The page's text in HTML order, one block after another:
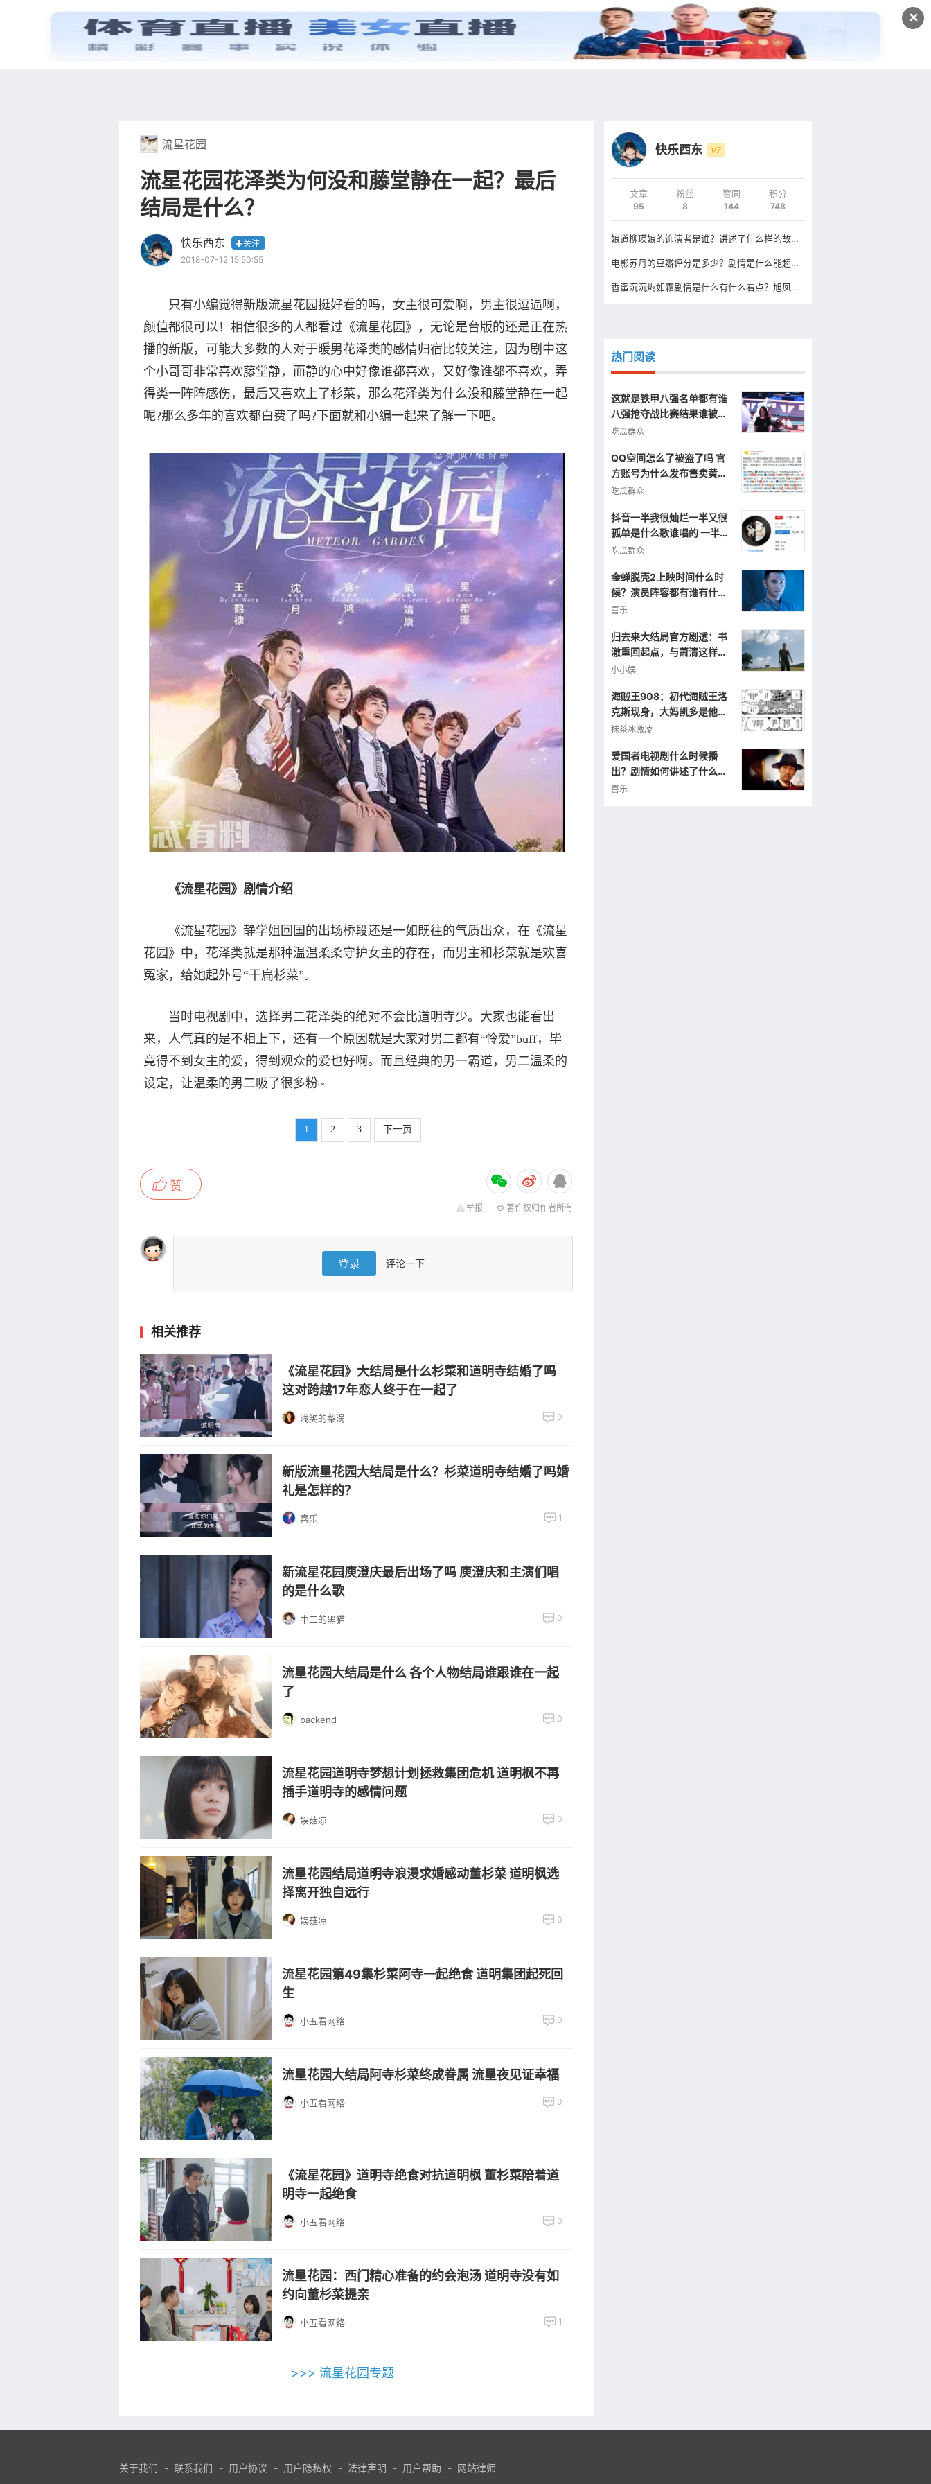
✕
首页 电视剧 综艺 抖音 更多 发文 登录 注册
流星花园
流星花园花泽类为何没和藤堂静在一起？最后
结局是什么？
快乐西东
关注
2018-07-12 15:50:55
只有小编觉得新版流星花园挺好看的吗，女主很可爱啊，男主很逗逼啊，
颜值都很可以！相信很多的人都看过《流星花园》，无论是台版的还是正在热
播的新版，可能大多数的人对于暖男花泽类的感情归宿比较关注，因为剧中这
个小哥哥非常喜欢藤堂静，而静的心中好像谁都喜欢，又好像谁都不喜欢，弄
得类一阵阵感伤，最后又喜欢上了杉菜，那么花泽类为什么没和藤堂静在一起
呢?那么多年的喜欢都白费了吗?下面就和小编一起来了解一下吧。
《流星花园》剧情介绍
《流星花园》静学姐回国的出场桥段还是一如既往的气质出众，在《流星
花园》中，花泽类就是那种温温柔柔守护女主的存在，而男主和杉菜就是欢喜
冤家，给她起外号“干扁杉菜”。
当时电视剧中，选择男二花泽类的绝对不会比道明寺少。大家也能看出
来，人气真的是不相上下，还有一个原因就是大家对男二都有“怜爱”buff，毕
竟得不到女主的爱，得到观众的爱也好啊。而且经典的男一霸道，男二温柔的
设定，让温柔的男二吸了很多粉~
1 2 3 下一页
赞
© 著作权归作者所有
举报
登录 评论一下
相关推荐
《流星花园》大结局是什么杉菜和道明寺结婚了吗
这对跨越17年恋人终于在一起了
浅笑的梨涡 0
新版流星花园大结局是什么？杉菜道明寺结婚了吗婚
礼是怎样的？
喜乐 1
新流星花园庾澄庆最后出场了吗 庾澄庆和主演们唱
的是什么歌
中二的黑猫 0
流星花园大结局是什么 各个人物结局谁跟谁在一起
了
backend 0
流星花园道明寺梦想计划拯救集团危机 道明枫不再
插手道明寺的感情问题
娱菇凉 0
流星花园结局道明寺浪漫求婚感动董杉菜 道明枫选
择离开独自远行
娱菇凉 0
流星花园第49集杉菜阿寺一起绝食 道明集团起死回
生
小五看网络 0
流星花园大结局阿寺杉菜终成眷属 流星夜见证幸福
小五看网络 0
《流星花园》道明寺绝食对抗道明枫 董杉菜陪着道
明寺一起绝食
小五看网络 0
流星花园：西门精心准备的约会泡汤 道明寺没有如
约向董杉菜提亲
小五看网络 1
>>> 流星花园专题
快乐西东 V7
文章
95
粉丝
8
赞同
144
积分
748
娘道柳瑛娘的饰演者是谁？讲述了什么样的故事有什么看点？
电影苏丹的豆瓣评分是多少？剧情是什么能超越摔跤吧爸爸吗？
香蜜沉沉烬如霜剧情是什么有什么看点？旭凤和锦觅有哪些精彩镜头？
热门阅读
这就是铁甲八强名单都有谁
八强抢夺战比赛结果谁被淘
汰了
吃瓜群众
QQ空间怎么了被盗了吗 官
方账号为什么发布售卖黄色
图片视频信息
吃瓜群众
抖音一半我很灿烂一半又很
孤单是什么歌谁唱的 一半一
半完整歌词
吃瓜群众
金蝉脱壳2上映时间什么时
候？演员阵容都有谁有什么
看点呢？
喜乐
归去来大结局官方剧透：书
澈重回起点，与萧清这样重
逢
小小娱
海贼王908：初代海贼王洛
克斯现身，大妈凯多是他的
小弟，曾打败罗杰！
抹茶冰激凌
爱国者电视剧什么时候播
出？剧情如何讲述了什么样
的故事？
喜乐
关于我们 - 联系我们 - 用户协议 - 用户隐私权 - 法律声明 - 用户帮助 - 网站律师